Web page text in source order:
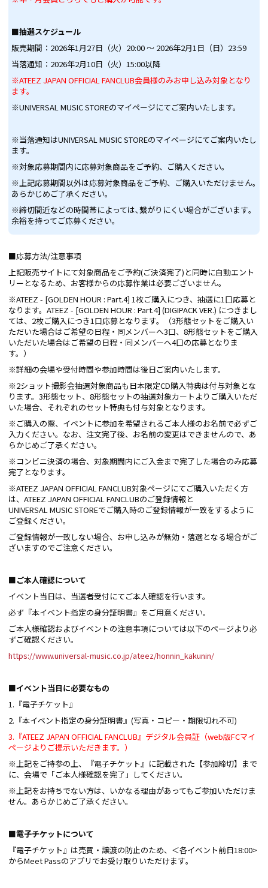
■抽選スケジュール
販売期間：2026年1月27日（火）20:00 ～ 2026年2月1日（日）23:59
当落通知：2026年2月10日（火）15:00以降
※ATEEZ JAPAN OFFICIAL FANCLUB会員様のみお申し込み対象となり
ます。
※UNIVERSAL MUSIC STOREのマイページにてご案内いたします。
※当落通知はUNIVERSAL MUSIC STOREのマイページにてご案内いたし
ます。
※対象応募期間内に応募対象商品をご予約、ご購入ください｡
※上記応募期間以外は応募対象商品をご予約、ご購入いただけません｡
あらかじめご了承ください。
※締切間近などの時間帯によっては､繋がりにくい場合がございます｡
余裕を持ってご応募ください｡
■応募方法/注意事項
上記販売サイトにて対象商品をご予約(ご決済完了)と同時に自動エント
リーとなるため、お客様からの応募作業は必要ございません。
※ATEEZ - [GOLDEN HOUR : Part.4] 1枚ご購入につき、抽選に1口応募と
なります。ATEEZ - [GOLDEN HOUR : Part.4] (DIGIPACK VER.) につきまし
ては、2枚ご購入につき1口応募となります。（3形態セットをご購入い
ただいた場合はご希望の日程・同メンバーへ3口、8形態セットをご購入
いただいた場合はご希望の日程・同メンバーへ4口の応募となりま
す。）
※詳細の会場や受付時間や参加時間は後日ご案内いたします。
※2ショット撮影会抽選対象商品も日本限定CD購入特典は付与対象とな
ります。3形態セット、8形態セットの抽選対象カートよりご購入いただ
いた場合、それぞれのセット特典も付与対象となります。
※ご購入の際、イベントに参加を希望されるご本人様のお名前で必ずご
入力ください。なお、注文完了後、お名前の変更はできませんので、あ
らかじめご了承ください。
※コンビニ決済の場合、対象期間内にご入金まで完了した場合のみ応募
完了となります。
※ATEEZ JAPAN OFFICIAL FANCLUB対象ページにてご購入いただく方
は、ATEEZ JAPAN OFFICIAL FANCLUBのご登録情報と
UNIVERSAL MUSIC STOREでご購入時のご登録情報が一致をするように
ご登録ください。
ご登録情報が一致しない場合、お申し込みが無効・落選となる場合がご
ざいますのでご注意ください。
■ご本人確認について
イベント当日は、当選者受付にてご本人確認を行います。
必ず『本イベント指定の身分証明書』をご用意ください。
ご本人様確認およびイベントの注意事項については以下のページより必
ずご確認ください｡
https://www.universal-music.co.jp/ateez/honnin_kakunin/
■イベント当日に必要なもの
1.『電子チケット』
2.『本イベント指定の身分証明書』(写真・コピー・期限切れ不可)
3.『ATEEZ JAPAN OFFICIAL FANCLUB』デジタル会員証（web版FCマイ
ページよりご提示いただきます。）
※上記をご持参の上、『電子チケット』に記載された【参加締切】まで
に、会場で「ご本人様確認を完了」してください。
※上記をお持ちでない方は、いかなる理由があってもご参加いただけま
せん。あらかじめご了承ください。
■電子チケットについて
『電子チケット』は売買・譲渡の防止のため、＜各イベント前日18:00>
からMeet Passのアプリでお受け取りいただけます｡